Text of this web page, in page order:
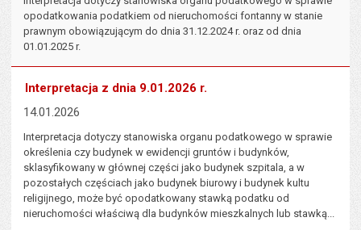
opodatkowania podatkiem od nieruchomości fontanny w stanie
prawnym obowiązującym do dnia 31.12.2024 r. oraz od dnia
01.01.2025 r.
Interpretacja z dnia 9.01.2026 r.
14.01.2026
Interpretacja dotyczy stanowiska organu podatkowego w sprawie
określenia czy budynek w ewidencji gruntów i budynków,
sklasyfikowany w głównej części jako budynek szpitala, a w
pozostałych częściach jako budynek biurowy i budynek kultu
religijnego, może być opodatkowany stawką podatku od
nieruchomości właściwą dla budynków mieszkalnych lub stawką...